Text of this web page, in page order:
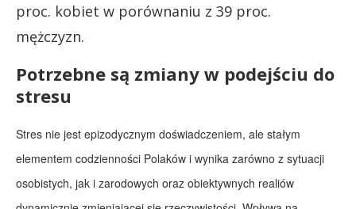
proc. kobiet w porównaniu z 39 proc.
mężczyzn.
Potrzebne są zmiany w podejściu do
stresu
Stres nie jest epizodycznym doświadczeniem, ale stałym
elementem codzienności Polaków i wynika zarówno z sytuacji
osobistych, jak i zarodowych oraz obiektywnych realiów